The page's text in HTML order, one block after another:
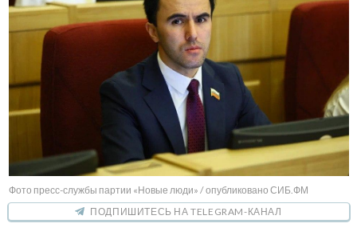
Фото пресс-службы партии «Новые люди» / опубликовано СИБ.ФМ
ПОДПИШИТЕСЬ НА TELEGRAM-КАНАЛ